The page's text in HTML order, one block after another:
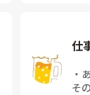
仕
・
そ